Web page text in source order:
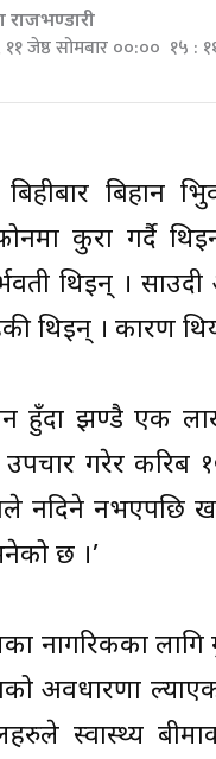
राजभण्डारी
११ जेष्ठ सोमबार ००:०० १५ :
बिहान
कुरा गर्दै
थिइन् ।
थिइन् । कारण
हुँदा झण्डै एक
गरेर करिब १०
नदिने नभएपछि
छ ।’
नागरिकका
अवधारणा
स्वास्थ्य